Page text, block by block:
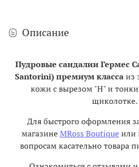
Описание
Пудровые сандалии Гермес
Santorini) премиум классаиз
кожи с вырезом "H" и
щиколотке.
Для быстрого оформления
магазинеMRoss Boutiqueили
вопросам касательно товара